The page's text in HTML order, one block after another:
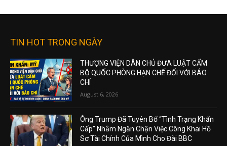
TIN HOT TRONG NGÀY
THƯỢNG VIỆN DÂN CHỦ ĐƯA LUẬT CẤM
BỘ QUỐC PHÒNG HẠN CHẾ ĐỐI VỚI BÁO
CHÍ
August 6, 2026
Ông Trump Đã Tuyên Bố “Tình Trạng Khẩn
Cấp” Nhằm Ngăn Chặn Việc Công Khai Hồ
Sơ Tài Chính Của Mình Cho Đài BBC